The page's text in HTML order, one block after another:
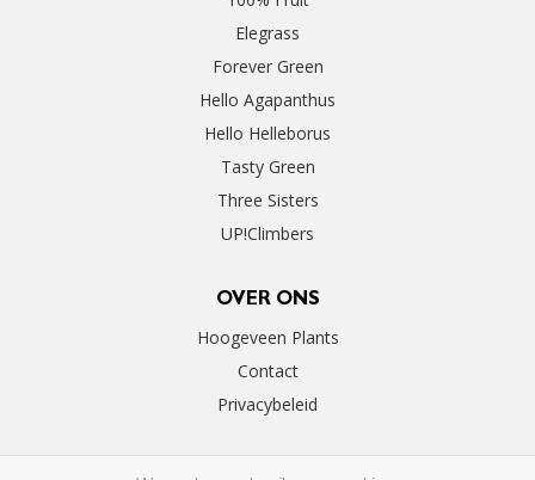
Elegrass
Forever Green
Hello Agapanthus
Hello Helleborus
Tasty Green
Three Sisters
UP!Climbers
OVER ONS
Hoogeveen Plants
Contact
Privacybeleid